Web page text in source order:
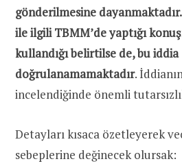
gönderilmesine
ile ilgili TBMM’de yaptığı
kullandığı belirtilse de, bu iddia
doğrulanamamaktadır.
incelendiğinde önemli
Detayları kısaca özetleyerek
sebeplerine değinecek olursak: